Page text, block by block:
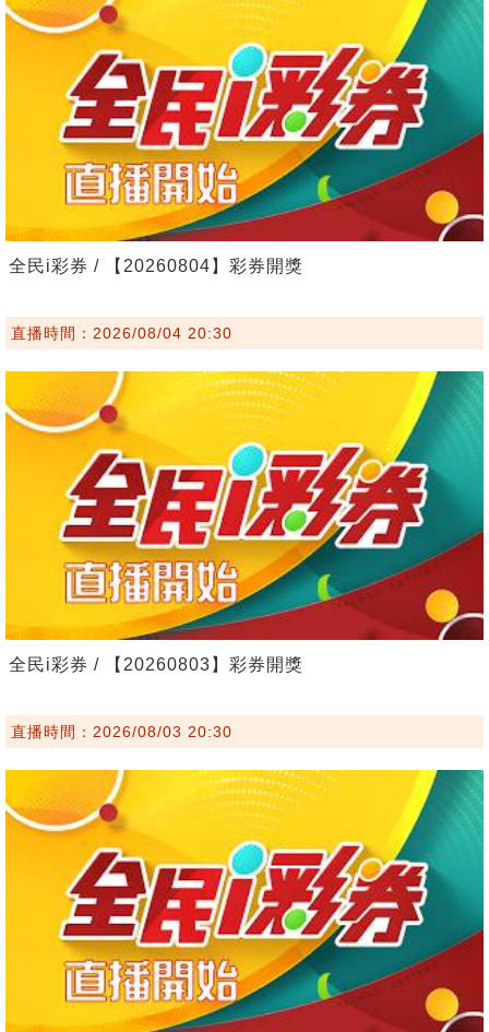
全民i彩券 / 【20260804】彩券開獎
直播時間：2026/08/04 20:30
全民i彩券 / 【20260803】彩券開獎
直播時間：2026/08/03 20:30